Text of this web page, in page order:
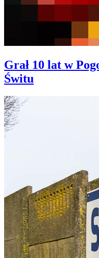
Grał 10 lat w
Świtu